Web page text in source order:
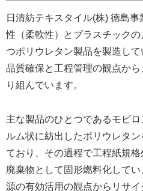
日清紡テキスタイル(株) 徳島
性（柔軟性）とプラスチック
つポリウレタン製品を製造し
品質確保と工程管理の観点か
り組んでいます。
主な製品のひとつであるモビ
ルム状に紡出したポリウレタ
ており、その過程で工程紙規
廃棄物として固形燃料化して
源の有効活用の観点からリサ